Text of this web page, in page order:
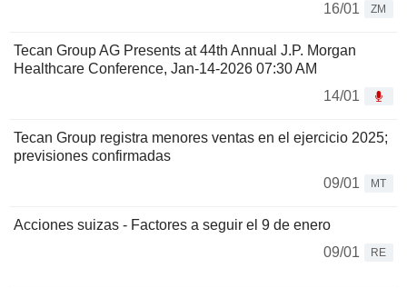
16/01
ZM
Tecan Group AG Presents at 44th Annual J.P. Morgan
Healthcare Conference, Jan-14-2026 07:30 AM
14/01
Tecan Group registra menores ventas en el ejercicio 2025;
previsiones confirmadas
09/01
MT
Acciones suizas - Factores a seguir el 9 de enero
09/01
RE